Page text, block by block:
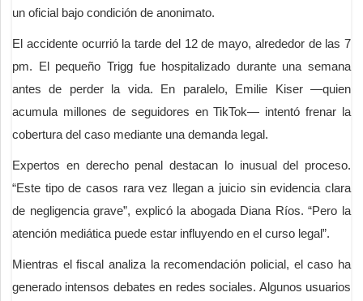
un oficial bajo condición de anonimato.
El accidente ocurrió la tarde del 12 de mayo, alrededor de las 7
pm. El pequeño Trigg fue hospitalizado durante una semana
antes de perder la vida. En paralelo, Emilie Kiser —quien
acumula millones de seguidores en TikTok— intentó frenar la
cobertura del caso mediante una demanda legal.
Expertos en derecho penal destacan lo inusual del proceso.
“Este tipo de casos rara vez llegan a juicio sin evidencia clara
de negligencia grave”, explicó la abogada Diana Ríos. “Pero la
atención mediática puede estar influyendo en el curso legal”.
Mientras el fiscal analiza la recomendación policial, el caso ha
generado intensos debates en redes sociales. Algunos usuarios